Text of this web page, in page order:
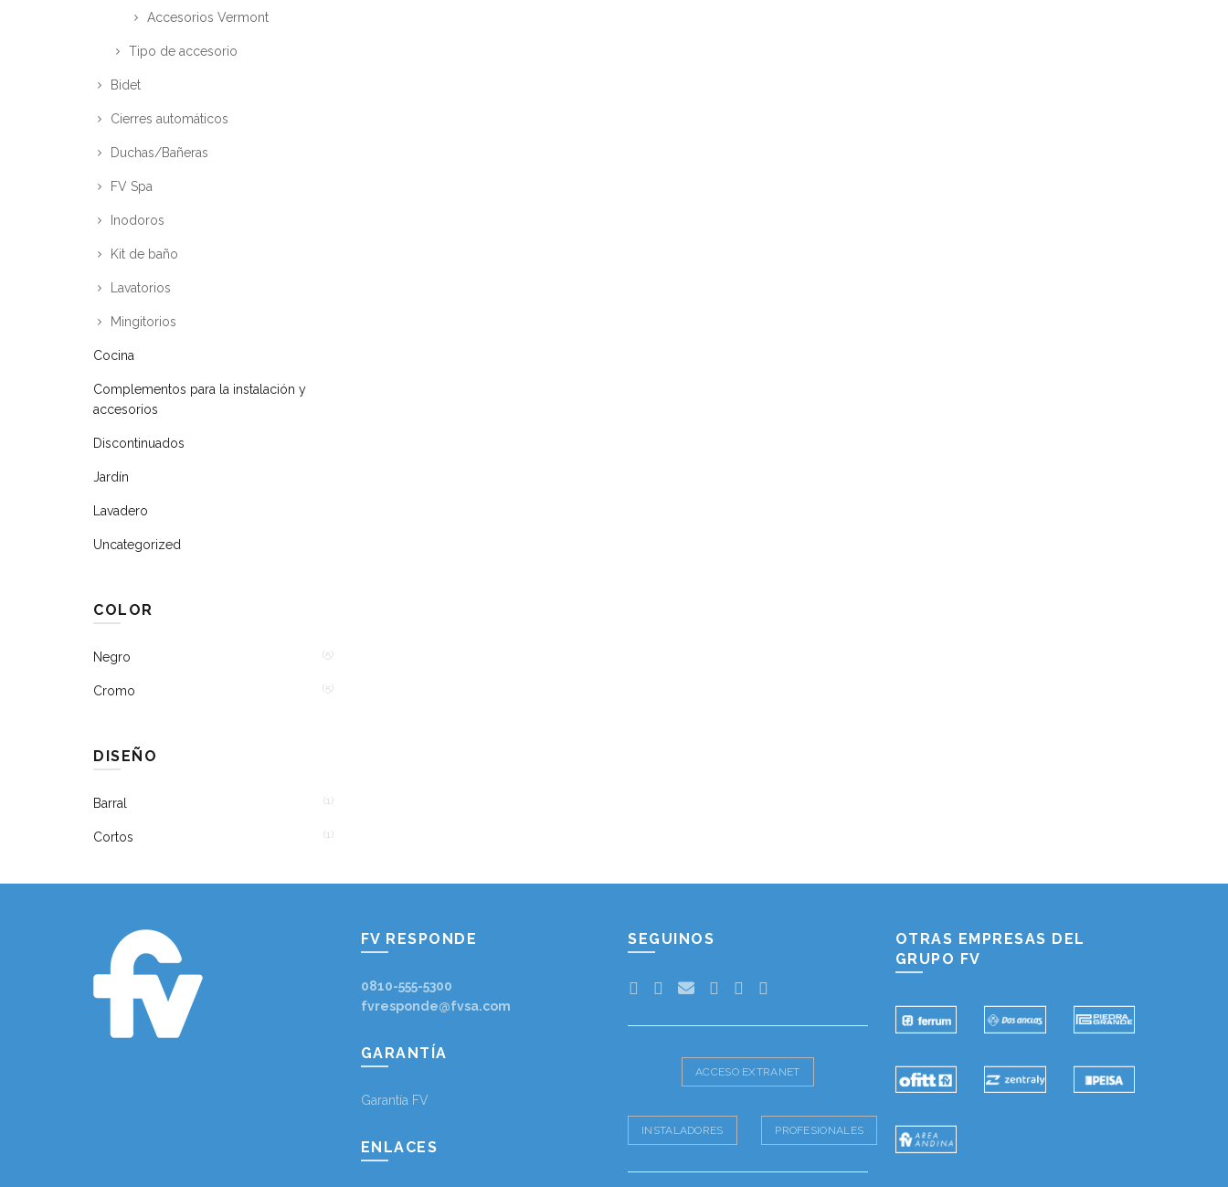
Accesorios Vermont
Tipo de accesorio
Bidet
Cierres automáticos
Duchas/Bañeras
FV Spa
Inodoros
Kit de baño
Lavatorios
Mingitorios
Cocina
Complementos para la instalación y
accesorios
Discontinuados
Jardín
Lavadero
Uncategorized
COLOR
Negro (5)
Cromo (5)
DISEÑO
Barral (1)
Cortos (1)
FV RESPONDE
0810-555-5300
fvresponde@fvsa.com
GARANTÍA
Garantía FV
ENLACES
SEGUINOS
ACCESO EXTRANET
INSTALADORES PROFESIONALES
OTRAS EMPRESAS DEL
GRUPO FV